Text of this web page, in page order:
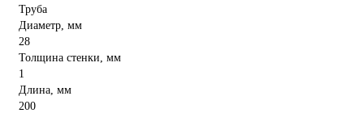
Труба
Диаметр, мм
28
Толщина стенки, мм
1
Длина, мм
200